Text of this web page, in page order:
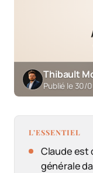
Thibault
Publié le 30/
L’ESSENTIEL
Claude est
générale